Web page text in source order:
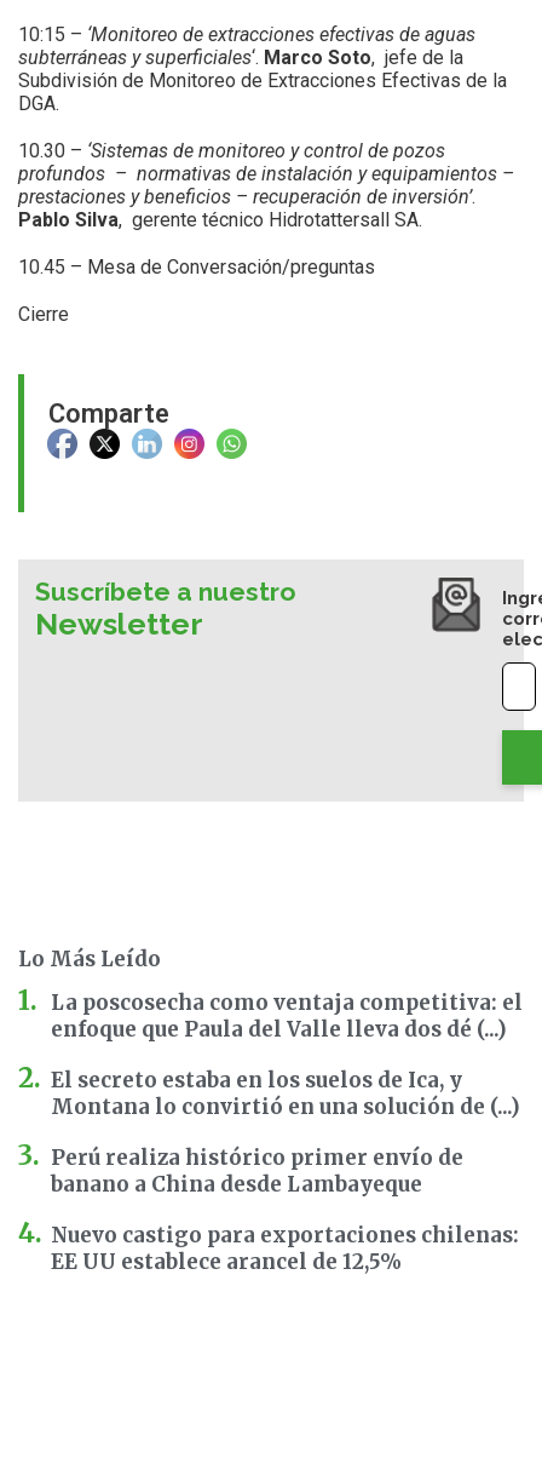
Comparte
10:15 – ‘Monitoreo de extracciones efectivas de aguas
subterráneas y superficiales‘. Marco Soto, jefe de la
Subdivisión de Monitoreo de Extracciones Efectivas de la
DGA.
10.30 – ‘Sistemas de monitoreo y control de pozos
profundos – normativas de instalación y equipamientos –
prestaciones y beneficios – recuperación de inversión’.
Pablo Silva, gerente técnico Hidrotattersall SA.
10.45 – Mesa de Conversación/preguntas
Cierre
Suscríbete a nuestro
Newsletter
Lo Más Leído
La poscosecha como ventaja competitiva: el
enfoque que Paula del Valle lleva dos dé (...)
El secreto estaba en los suelos de Ica, y
Montana lo convirtió en una solución de (...)
Perú realiza histórico primer envío de
banano a China desde Lambayeque
Nuevo castigo para exportaciones chilenas:
EE UU establece arancel de 12,5%